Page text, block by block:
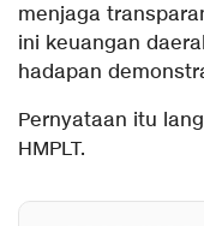
menjaga
ini keuangan
hadapan
Pernyataan itu
HMPLT.